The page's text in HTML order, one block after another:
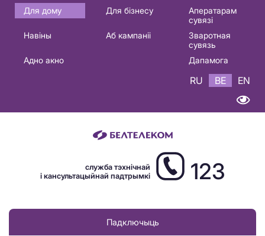
Основная
навигация
Для дому Для бізнесу
Аператарам
сувязі
Навіны
Аб кампаніі
Зваротная
сувязь
Адно акно
Дапамога
RU BE EN
служба тэхнічнай
і кансультацыйнай падтрымкі
123
Падключыць